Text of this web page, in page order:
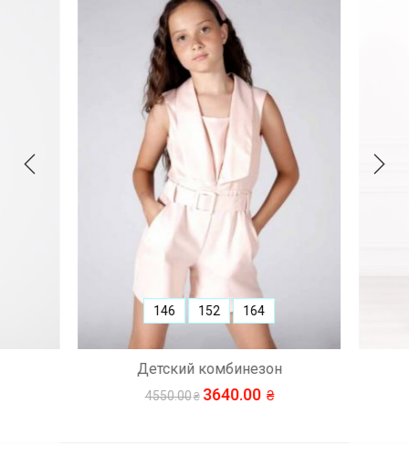
Детский комбинезон
4550.00 3640.00
146 152 164